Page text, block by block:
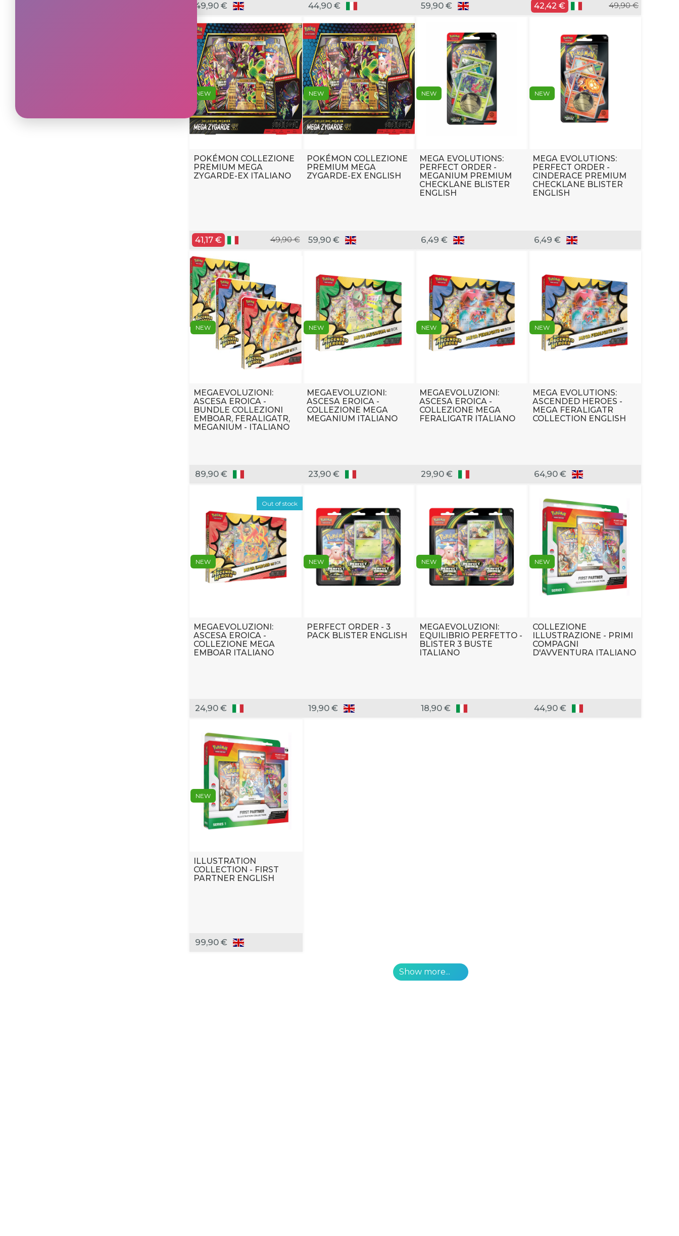
49,90 € 44,90 € 59,90 € 42,42 € 49,90 €
NEW
POKÉMON COLLEZIONE
PREMIUM MEGA
ZYGARDE-EX ITALIANO
41,17 € 49,90 €
NEW
POKÉMON COLLEZIONE
PREMIUM MEGA
ZYGARDE-EX ENGLISH
59,90 €
NEW
MEGA EVOLUTIONS:
PERFECT ORDER -
MEGANIUM PREMIUM
CHECKLANE BLISTER
ENGLISH
6,49 €
NEW
MEGA EVOLUTIONS:
PERFECT ORDER -
CINDERACE PREMIUM
CHECKLANE BLISTER
ENGLISH
6,49 €
NEW
MEGAEVOLUZIONI:
ASCESA EROICA -
BUNDLE COLLEZIONI
EMBOAR, FERALIGATR,
MEGANIUM - ITALIANO
89,90 €
NEW
MEGAEVOLUZIONI:
ASCESA EROICA -
COLLEZIONE MEGA
MEGANIUM ITALIANO
23,90 €
NEW
MEGAEVOLUZIONI:
ASCESA EROICA -
COLLEZIONE MEGA
FERALIGATR ITALIANO
29,90 €
NEW
MEGA EVOLUTIONS:
ASCENDED HEROES -
MEGA FERALIGATR
COLLECTION ENGLISH
64,90 €
NEW
Out of stock
MEGAEVOLUZIONI:
ASCESA EROICA -
COLLEZIONE MEGA
EMBOAR ITALIANO
24,90 €
NEW
PERFECT ORDER - 3
PACK BLISTER ENGLISH
19,90 €
NEW
MEGAEVOLUZIONI:
EQUILIBRIO PERFETTO -
BLISTER 3 BUSTE
ITALIANO
18,90 €
NEW
COLLEZIONE
ILLUSTRAZIONE - PRIMI
COMPAGNI
D'AVVENTURA ITALIANO
44,90 €
NEW
ILLUSTRATION
COLLECTION - FIRST
PARTNER ENGLISH
99,90 €
Show more...